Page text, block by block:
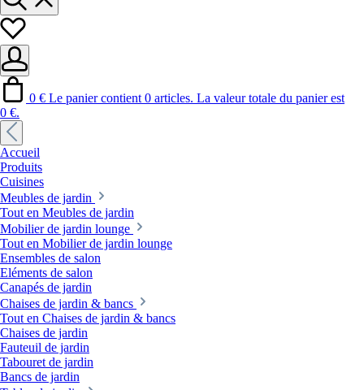
0 € Le panier contient 0 articles. La valeur totale du panier est
0 €.
Accueil
Produits
Cuisines
Meubles de jardin
Tout en Meubles de jardin
Mobilier de jardin lounge
Tout en Mobilier de jardin lounge
Ensembles de salon
Eléments de salon
Canapés de jardin
Chaises de jardin & bancs
Tout en Chaises de jardin & bancs
Chaises de jardin
Fauteuil de jardin
Tabouret de jardin
Bancs de jardin